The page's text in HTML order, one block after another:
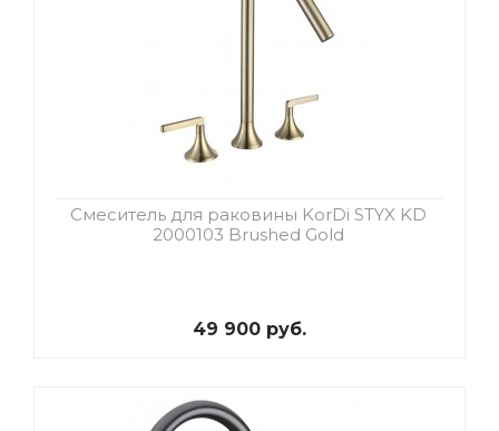
Смеситель для раковины KorDi STYX KD
2000103 Brushed Gold
49 900 руб.